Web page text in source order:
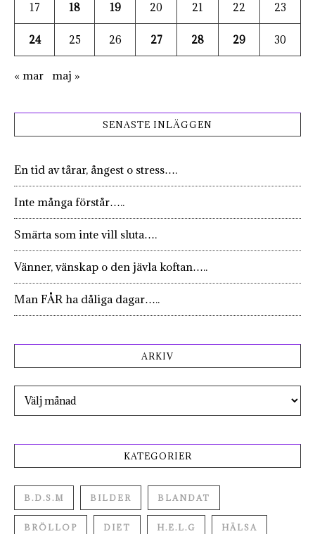
17 18 19 20 21 22 23
24 25 26 27 28 29 30
« mar maj »
SENASTE INLÄGGEN
En tid av tårar, ångest o stress….
Inte många förstår…..
Smärta som inte vill sluta….
Vänner, vänskap o den jävla koftan…..
Man FÅR ha dåliga dagar…..
ARKIV
Arkiv
KATEGORIER
B.D.S.M BILDER BLANDAT
BRÖLLOP DIET H.E.L.G HÄLSA